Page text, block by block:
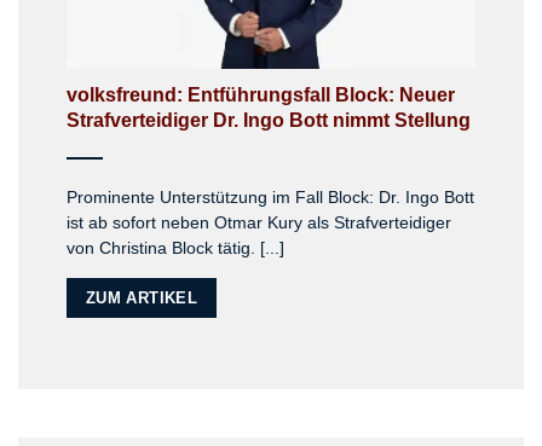
volksfreund: Entführungsfall Block: Neuer
Strafverteidiger Dr. Ingo Bott nimmt Stellung
Prominente Unterstützung im Fall Block: Dr. Ingo Bott
ist ab sofort neben Otmar Kury als Strafverteidiger
von Christina Block tätig. [...]
ZUM ARTIKEL